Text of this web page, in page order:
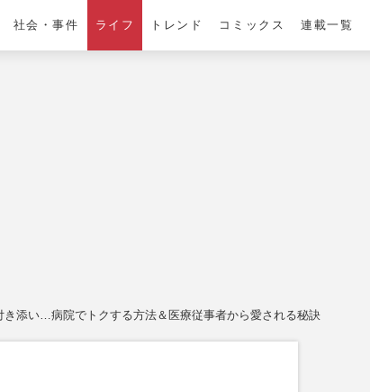
社会・事件 ライフ トレンド コミックス 連載一覧
き添い…病院でトクする方法＆医療従事者から愛される秘訣